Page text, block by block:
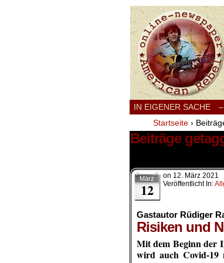
IN EIGENER SACHE –
Startseite ›
Beiträge
März
12
on 12. März 2021
Veröffentlicht In:
Gastautor Rüdiger
Risiken und
Mit dem Beginn der
wird auch Covid-19